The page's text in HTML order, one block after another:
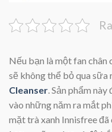
Nếu bạn là một fan chân
sẽ không thể bỏ qua sữa
Cleanser. Sản phẩm
vào những năm ra mắt
mặt trà xanh Innisfree